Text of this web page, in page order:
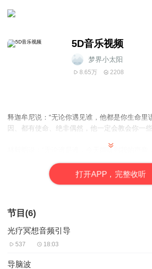
5D音乐视频
梦界小太阳
8.65万 2208
释迦牟尼说：“无论你遇见谁，他都是你生命里
因、都有使命、绝非偶然，他一定会教会你一
林毅明说：“无论谁是谁，今天能听到我的声音
打开APP，完整收听
节目(6)
光疗冥想音频引导
537 18:03
导脑波